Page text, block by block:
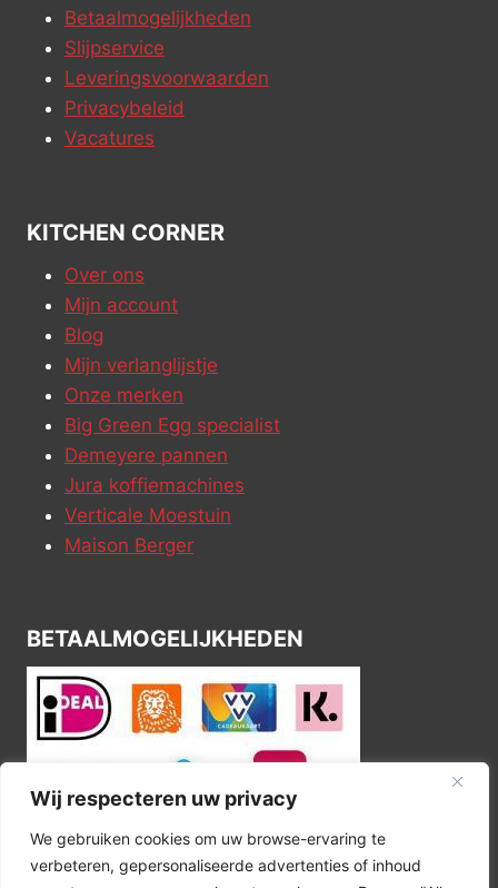
Wij respecteren uw privacy
We gebruiken cookies om uw browse-ervaring te
verbeteren, gepersonaliseerde advertenties of inhoud
Betaalmogelijkheden
Slijpservice
Leveringsvoorwaarden
Privacybeleid
Vacatures
KITCHEN CORNER
Over ons
Mijn account
Blog
Mijn verlanglijstje
Onze merken
Big Green Egg specialist
Demeyere pannen
Jura koffiemachines
Verticale Moestuin
Maison Berger
BETAALMOGELIJKHEDEN